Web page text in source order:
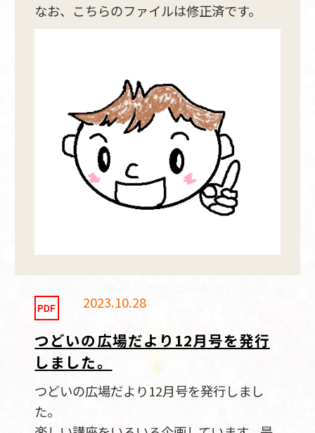
なお、こちらのファイルは修正済です。
2023.10.28
つどいの広場だより12月号を発行
しました。
つどいの広場だより12月号を発行しまし
た。